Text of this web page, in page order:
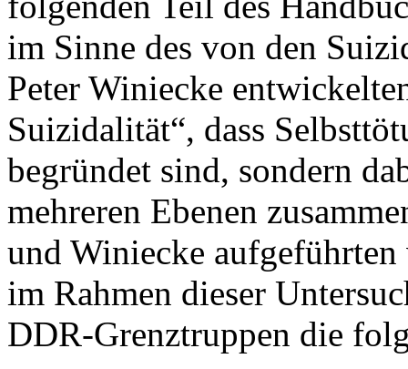
im Sinne des von den
Peter Winiecke
Suizidalität“, dass
begründet sind, sondern
mehreren Ebenen
und Winiecke
im Rahmen dieser
DDR-Grenztruppen die